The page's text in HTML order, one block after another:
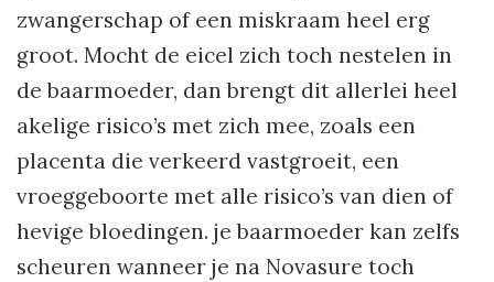
zwangerschap of een miskraam heel erg
groot. Mocht de eicel zich toch nestelen in
de baarmoeder, dan brengt dit allerlei heel
akelige risico’s met zich mee, zoals een
placenta die verkeerd vastgroeit, een
vroeggeboorte met alle risico’s van dien of
hevige bloedingen. je baarmoeder kan zelfs
scheuren wanneer je na Novasure toch